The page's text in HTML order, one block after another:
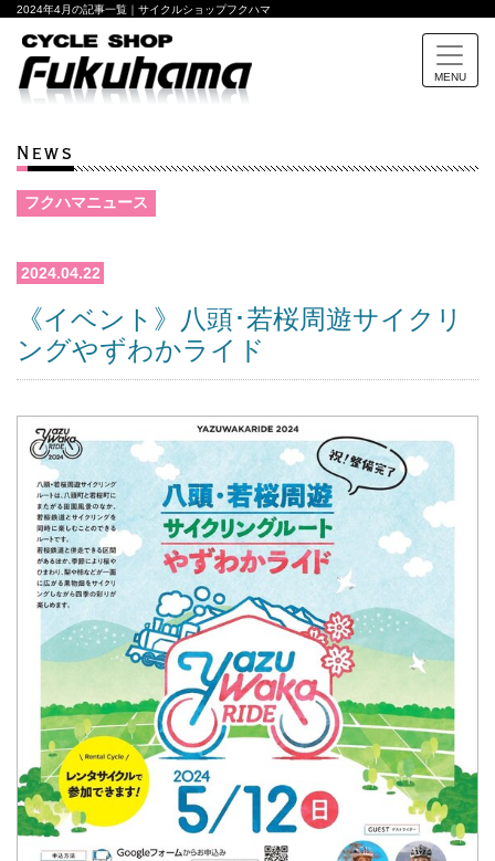
2024年4月の記事一覧｜サイクルショップフクハマ
MENU
News
フクハマニュース
2024.04.22
《イベント》八頭･若桜周遊サイクリ
ングやずわかライド